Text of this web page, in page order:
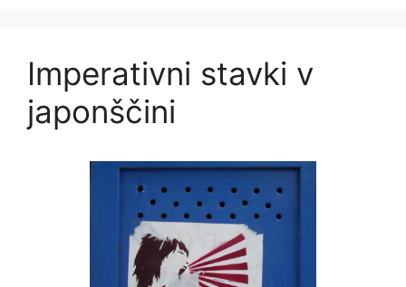
Imperativni stavki v
japonščini